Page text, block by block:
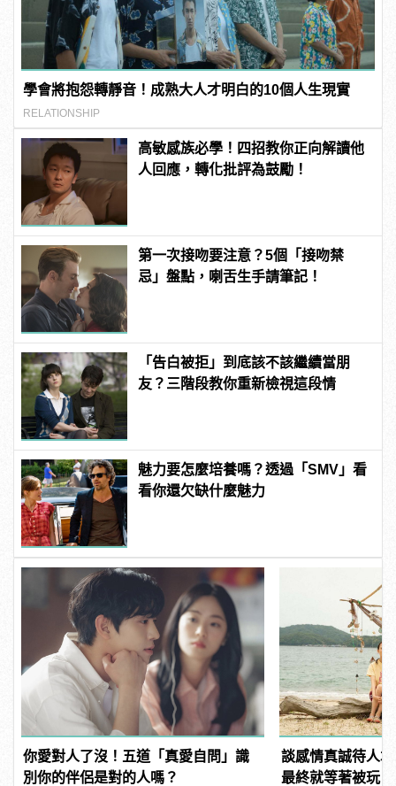
學會將抱怨轉靜音！成熟大人才明白的10個人生現實
RELATIONSHIP
高敏感族必學！四招教你正向解讀他
人回應，轉化批評為鼓勵！
第一次接吻要注意？5個「接吻禁
忌」盤點，喇舌生手請筆記！
「告白被拒」到底該不該繼續當朋
友？三階段教你重新檢視這段情
魅力要怎麼培養嗎？透過「SMV」看
看你還欠缺什麼魅力
你愛對人了沒！五道「真愛自問」識
別你的伴侶是對的人嗎？
談感情真誠待人
最終就等著被玩！